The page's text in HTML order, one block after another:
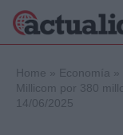
Home » Economía »
Millicom por 380
14/06/2025